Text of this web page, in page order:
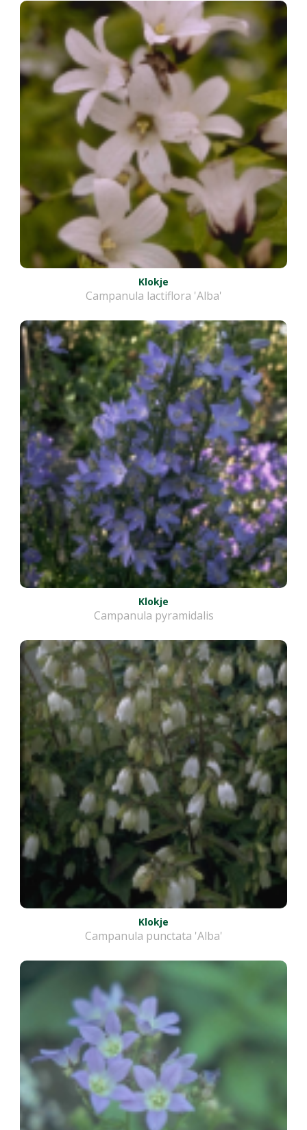
Klokje
Campanula lactiflora 'Alba'
Klokje
Campanula pyramidalis
Klokje
Campanula punctata 'Alba'